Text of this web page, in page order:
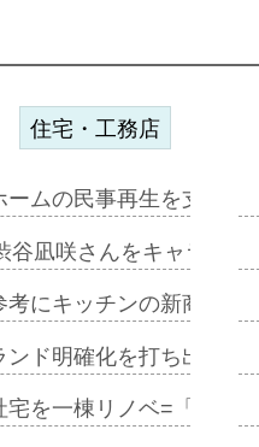
住宅・工務店
ームの民事再生を支援=
谷凪咲さんをキャラク
考にキッチンの新商品=
ンド明確化を打ち出す=
を一棟リノベ=「職住